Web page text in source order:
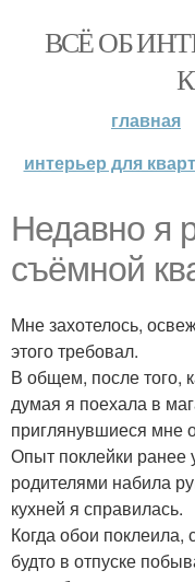
ВСЁ ОБ
главная
интерьер для
Недавно я
съёмной
Мне захотелось,
этого требовал.
В общем, после того,
думая я поехала в
приглянувшиеся мне
Опыт поклейки
родителями набила
кухней я справилась.
Когда обои поклеила,
будто в отпуске